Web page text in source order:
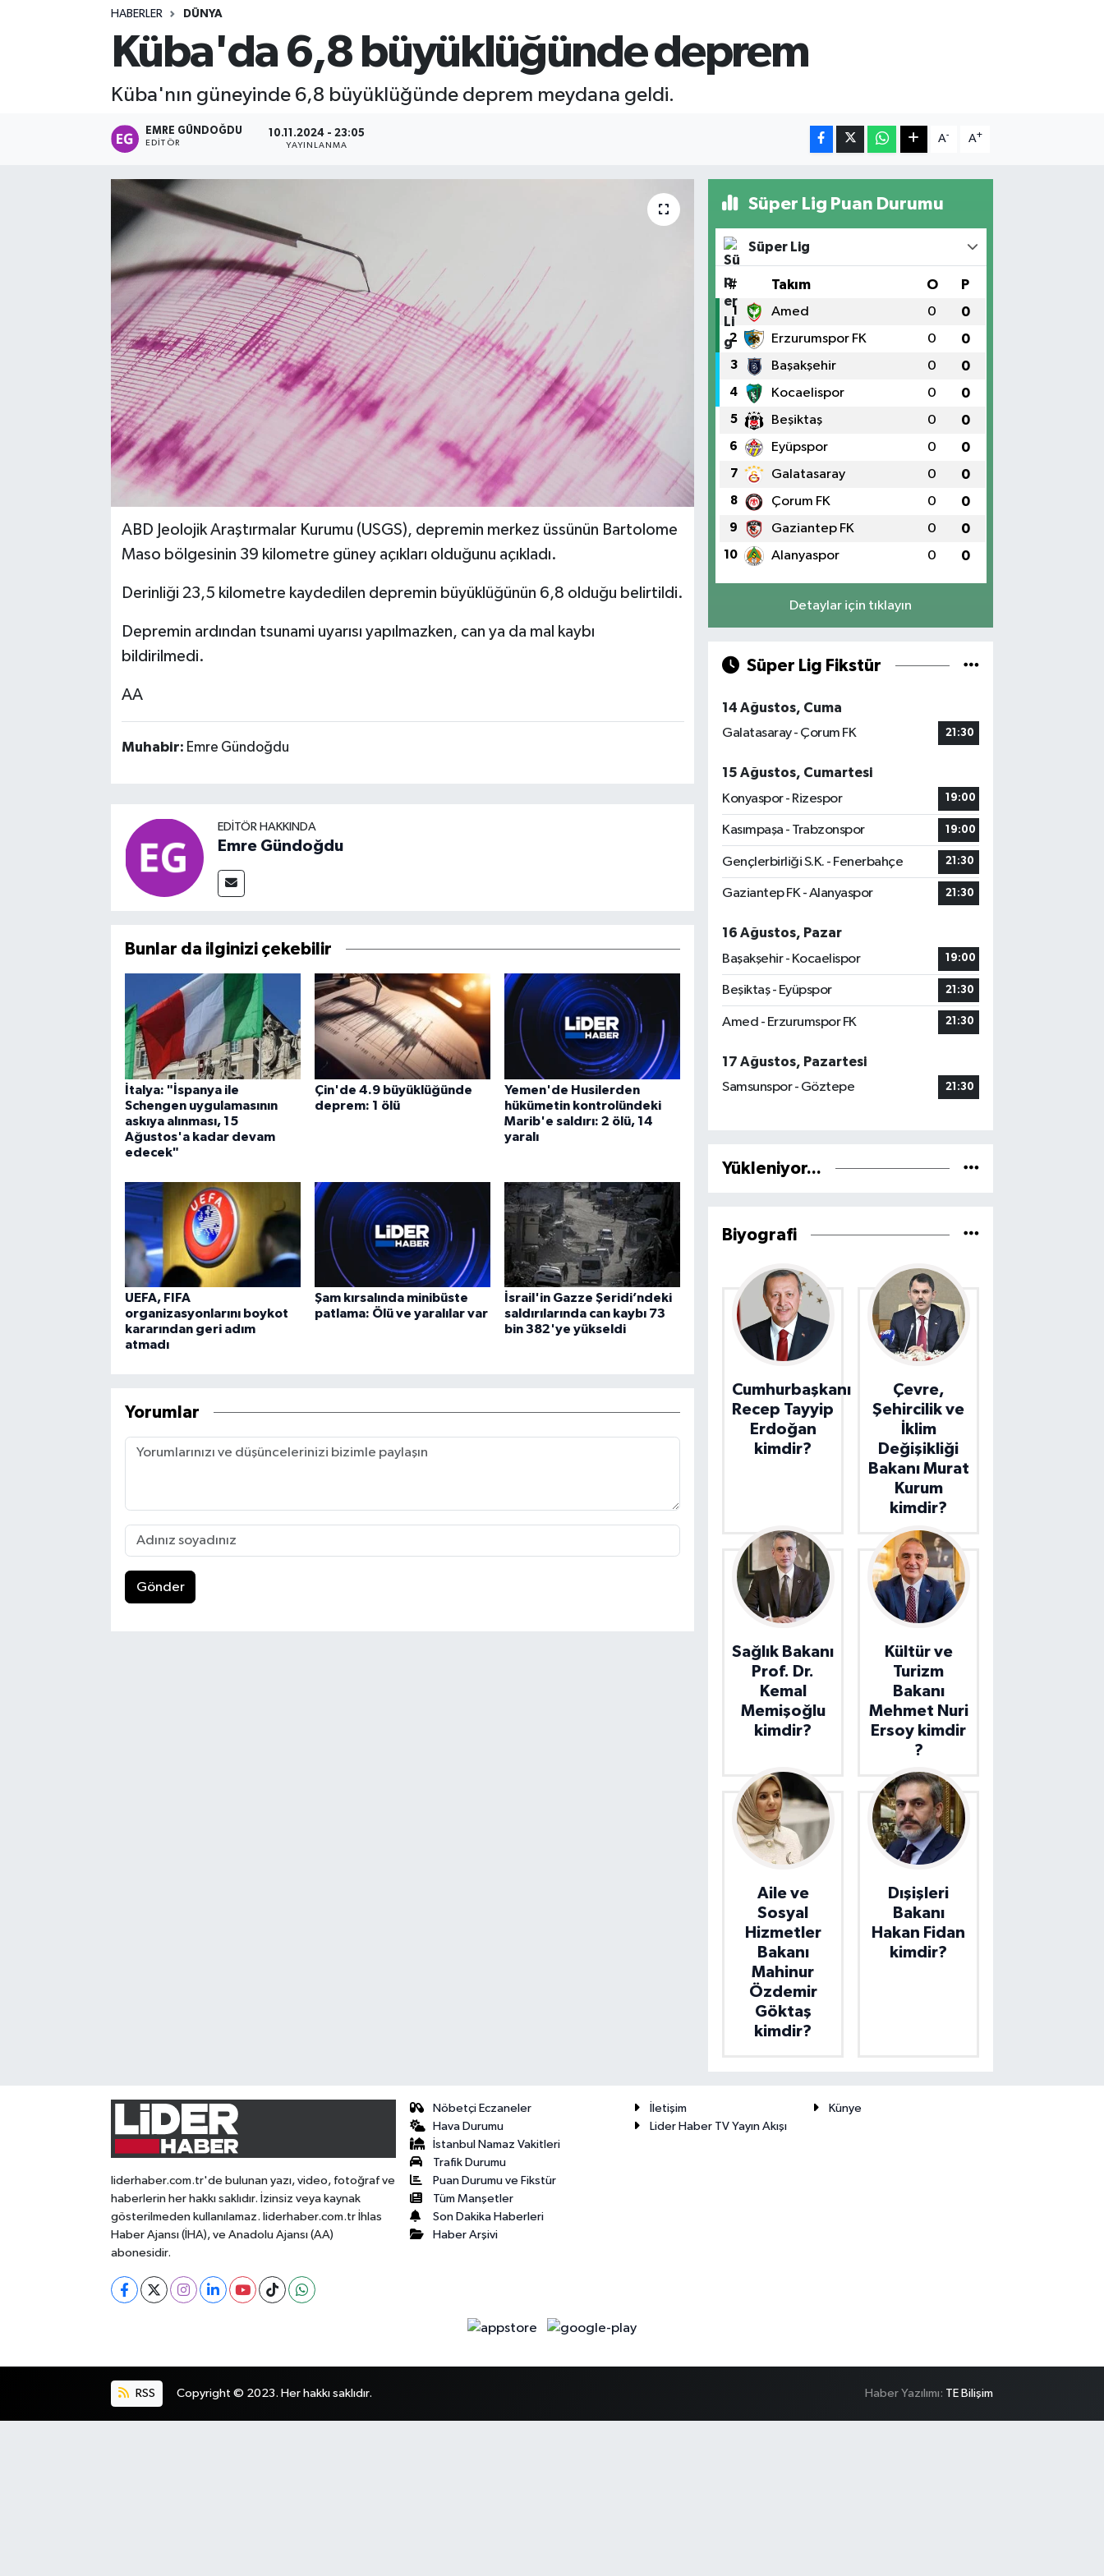
HABERLER DÜNYA
Küba'da 6,8 büyüklüğünde deprem
Küba'nın güneyinde 6,8 büyüklüğünde deprem meydana geldi.
EMRE GÜNDOĞDU
EDITÖR
10.11.2024 - 23:05
YAYINLANMA
A- A+
ABD Jeolojik Araştırmalar Kurumu (USGS), depremin merkez üssünün Bartolome
Maso bölgesinin 39 kilometre güney açıkları olduğunu açıkladı.
Derinliği 23,5 kilometre kaydedilen depremin büyüklüğünün 6,8 olduğu belirtildi.
Depremin ardından tsunami uyarısı yapılmazken, can ya da mal kaybı
bildirilmedi.
AA
Muhabir: Emre Gündoğdu
EDITÖR HAKKINDA
Emre Gündoğdu
Bunlar da ilginizi çekebilir
İtalya: "İspanya ile
Schengen uygulamasının
askıya alınması, 15
Ağustos'a kadar devam
edecek"
Çin'de 4.9 büyüklüğünde
deprem: 1 ölü
Yemen'de Husilerden
hükümetin kontrolündeki
Marib'e saldırı: 2 ölü, 14
yaralı
UEFA, FIFA
organizasyonlarını boykot
kararından geri adım
atmadı
Şam kırsalında minibüste
patlama: Ölü ve yaralılar var
İsrail'in Gazze Şeridi’ndeki
saldırılarında can kaybı 73
bin 382'ye yükseldi
Yorumlar
Gönder
Süper Lig Puan Durumu
Süper Lig
# Takım O P
1 Amed 0 0
2 Erzurumspor FK 0 0
3 Başakşehir 0 0
4 Kocaelispor 0 0
5 Beşiktaş 0 0
6 Eyüpspor 0 0
7 Galatasaray 0 0
8 Çorum FK 0 0
9 Gaziantep FK 0 0
10 Alanyaspor 0 0
Detaylar için tıklayın
Süper Lig Fikstür
14 Ağustos, Cuma
Galatasaray - Çorum FK
21:30
15 Ağustos, Cumartesi
Konyaspor - Rizespor
19:00
Kasımpaşa - Trabzonspor 19:00
Gençlerbirliği S.K. - Fenerbahçe 21:30
Gaziantep FK - Alanyaspor 21:30
16 Ağustos, Pazar
Başakşehir - Kocaelispor
19:00
Beşiktaş - Eyüpspor 21:30
Amed - Erzurumspor FK 21:30
17 Ağustos, Pazartesi
Samsunspor - Göztepe
21:30
Yükleniyor...
Biyografi
Cumhurbaşkanı
Recep Tayyip
Erdoğan
kimdir?
Çevre,
Şehircilik ve
İklim
Değişikliği
Bakanı Murat
Kurum
kimdir?
Sağlık Bakanı
Prof. Dr.
Kemal
Memişoğlu
kimdir?
Kültür ve
Turizm
Bakanı
Mehmet Nuri
Ersoy kimdir
?
Aile ve
Sosyal
Hizmetler
Bakanı
Mahinur
Özdemir
Göktaş
kimdir?
Dışişleri
Bakanı
Hakan Fidan
kimdir?
liderhaber.com.tr'de bulunan yazı, video, fotoğraf ve
haberlerin her hakkı saklıdır. İzinsiz veya kaynak
gösterilmeden kullanılamaz. liderhaber.com.tr İhlas
Haber Ajansı (İHA), ve Anadolu Ajansı (AA)
abonesidir.
Nöbetçi Eczaneler
Hava Durumu
İstanbul Namaz Vakitleri
Trafik Durumu
Puan Durumu ve Fikstür
Tüm Manşetler
Son Dakika Haberleri
Haber Arşivi
İletişim
Künye
Lider Haber TV Yayın Akışı
RSS Copyright © 2023. Her hakkı saklıdır. Haber Yazılımı: TE Bilişim
Kültür - Sanat